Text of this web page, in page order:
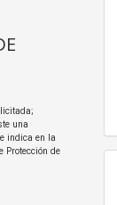
una
indica en la
Protección de